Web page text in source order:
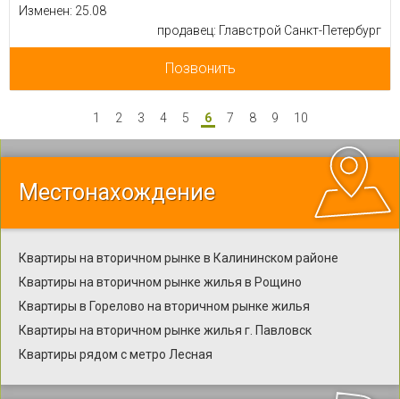
Изменен: 25.08
продавец: Главстрой Санкт-Петербург
Позвонить
1 2 3 4 5 6 7 8 9 10
Местонахождение
Квартиры на вторичном рынке в Калининском районе
Квартиры на вторичном рынке жилья в Рощино
Квартиры в Горелово на вторичном рынке жилья
Квартиры на вторичном рынке жилья г. Павловск
Квартиры рядом с метро Лесная